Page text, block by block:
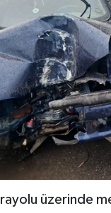
üzerinde